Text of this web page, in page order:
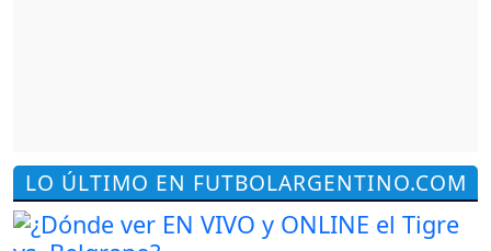
LO ÚLTIMO EN FUTBOLARGENTINO.COM